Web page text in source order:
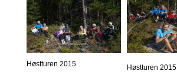
Høstturen 2015 Høstturen 2015